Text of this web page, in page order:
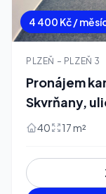
4 400 Kč /
PLZEŇ – PLZEŇ 3
Pronájem
Skvrňany,
40 17 m²